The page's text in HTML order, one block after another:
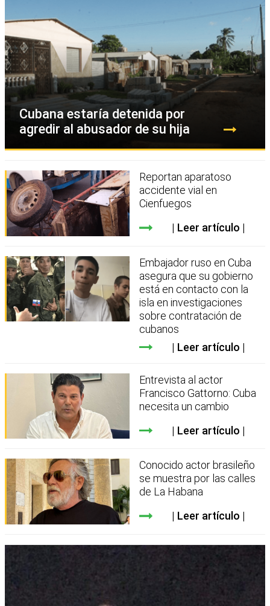
Cubana estaría detenida por
agredir al abusador de su hija
Reportan aparatoso
accidente vial en
Cienfuegos
Leer artículo
Embajador ruso en Cuba
asegura que su gobierno
está en contacto con la
isla en investigaciones
sobre contratación de
cubanos
Leer artículo
Entrevista al actor
Francisco Gattorno: Cuba
necesita un cambio
Leer artículo
Conocido actor brasileño
se muestra por las calles
de La Habana
Leer artículo